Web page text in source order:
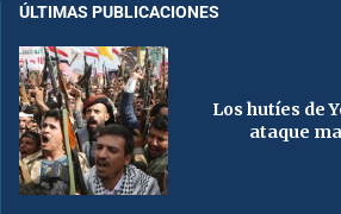
ÚLTIMAS PUBLICACIONES
Los hutíes de
ataque